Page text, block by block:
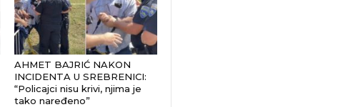
AHMET BAJRIĆ NAKON
INCIDENTA U SREBRENICI:
“Policajci nisu krivi, njima je
tako naređeno”